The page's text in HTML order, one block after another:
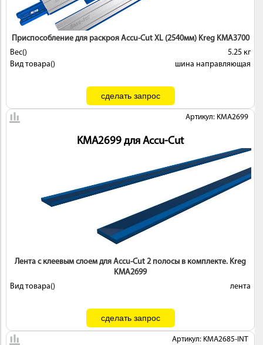
Приспособление для раскроя Accu-Cut XL (2540мм) Kreg KMA3700
Вес()
5.25 кг
Вид товара()
шина направляющая
Артикул: KMA2699
KMA2699 для Accu-Cut
Лента с клеевым слоем для Accu-Cut 2 полосы в комплекте. Kreg
KMA2699
Вид товара()
лента
Артикул: KMA2685-INT